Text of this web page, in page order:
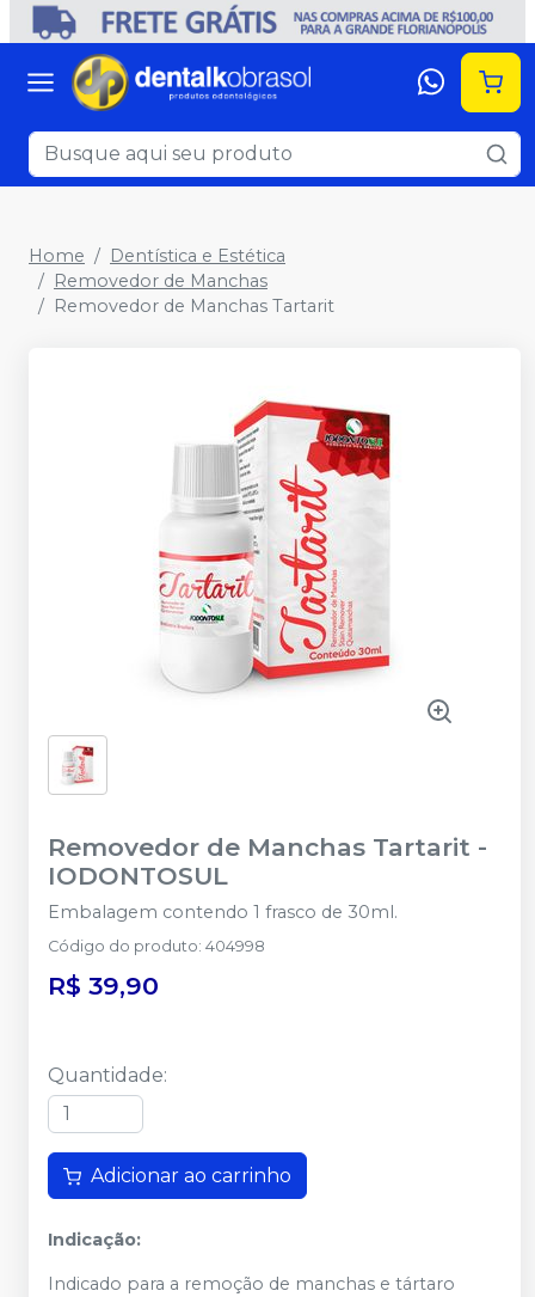
Home
Dentística e Estética
Removedor de Manchas
Removedor de Manchas Tartarit
Removedor de Manchas Tartarit -
IODONTOSUL
Embalagem contendo 1 frasco de 30ml.
Código do produto: 404998
R$ 39,90
Quantidade:
Adicionar ao carrinho
Indicação:
Indicado para a remoção de manchas e tártaro